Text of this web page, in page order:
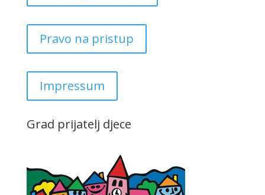
Pravo na pristup
Impressum
Grad prijatelj djece